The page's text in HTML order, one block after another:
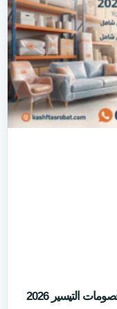
التيسير 2026